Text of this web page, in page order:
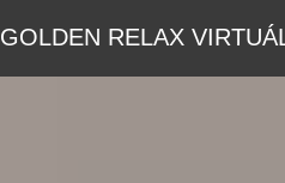
GOLDEN RELAX